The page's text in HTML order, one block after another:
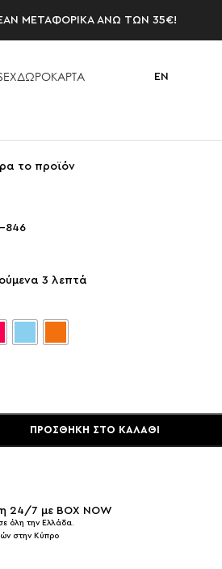
ΑΝΩ ΤΩΝ 35€!
ΔΩΡΟΚΑΡΤΑ EN
το προϊόν
846
3 λεπτά
ΠΡΟΣΘΉΚΗ ΣΤΟ ΚΑΛΆΘΙ
24/7 με BOX NOW
όλη την Ελλάδα.
στην Κύπρο